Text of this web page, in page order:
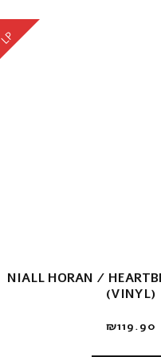
LP
NIALL HORAN /
(VINYL)
₪119.90